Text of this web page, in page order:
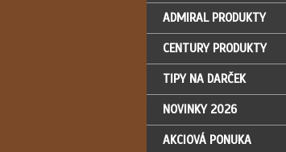
ADMIRAL PRODUKTY
CENTURY PRODUKTY
TIPY NA DARČEK
NOVINKY 2026
AKCIOVÁ PONUKA